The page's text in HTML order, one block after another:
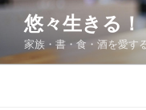
コ
ン
悠々生きる！
家族・書・食・酒を愛す